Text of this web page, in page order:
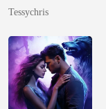
Bilionário
Tessychris